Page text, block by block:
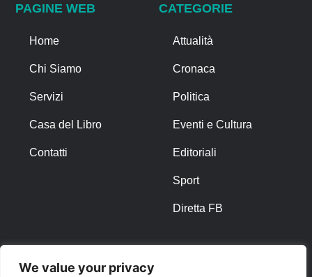
We value your privacy
PAGINE WEB
Home
Chi Siamo
Servizi
Casa del Libro
Contatti
CATEGORIE
Attualità
Cronaca
Politica
Eventi e Cultura
Editoriali
Sport
Diretta FB